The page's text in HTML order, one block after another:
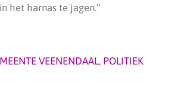
het harnas te jagen.”
VEENENDAAL, POLITIEK